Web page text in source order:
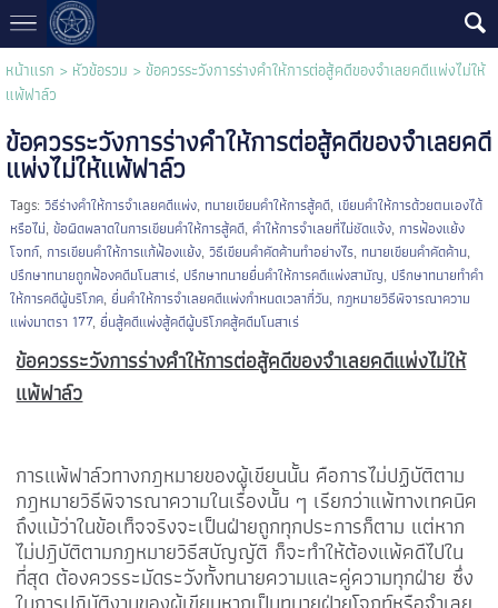
หน้าแรก > หัวข้อรวม >ข้อควรระวังการร่างคำให้การต่อสู้คดีของจำเลยคดีแพ่งไม่ให้
แพ้ฟาล์ว
ข้อควรระวังการร่างคำให้การต่อสู้คดีของจำเลยคดี
แพ่งไม่ให้แพ้ฟาล์ว
Tags: วิธีร่างคำให้การจำเลยคดีแพ่ง, ทนายเขียนคำให้การสู้คดี, เขียนคำให้การด้วยตนเองได้
หรือไม่,ข้อผิดพลาดในการเขียนคำให้การสู้คดี,คำให้การจำเลยที่ไม่ชัดแจ้ง,การฟ้องแย้ง
โจทก์,การเขียนคำให้การแก้ฟ้องแย้ง,วิธีเขียนคำคัดค้านทำอย่างไร, ทนายเขียนคำคัดค้าน,
ปรึกษาทนายถูกฟ้องคดีมโนสาเร่, ปรึกษาทนายยื่นคำให้การคดีแพ่งสามัญ, ปรึกษาทนายทำคำ
ให้การคดีผู้บริโภค,ยื่นคำให้การจำเลยคดีแพ่งกำหนดเวลากี่วัน,กฎหมายวิธีพิจารณาความ
แพ่งมาตรา 177,ยื่นสู้คดีแพ่งสู้คดีผู้บริโภคสู้คดีมโนสาเร่
ข้อควรระวังการร่างคำให้การต่อสู้คดีของจำเลยคดีแพ่งไม่ให้
แพ้ฟาล์ว
การแพ้ฟาล์วทางกฎหมายของผู้เขียนนั้น คือการไม่ปฏิบัติตาม
กฎหมายวิธีพิจารณาความในเรื่องนั้น ๆ เรียกว่าแพ้ทางเทคนิค
ถึงแม้ว่าในข้อเท็จจริงจะเป็นฝ่ายถูกทุกประการก็ตาม แต่หาก
ไม่ปฎิบัติตามกฎหมายวิธีสบัญญัติ ก็จะทำให้ต้องแพ้คดีไปใน
ที่สุด ต้องควรระมัดระวังทั้งทนายความและคู่ความทุกฝ่าย ซึ่ง